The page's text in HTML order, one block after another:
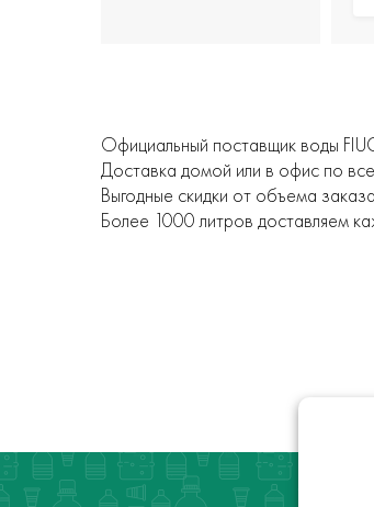
Официальный поставщик воды
Доставка домой или в офис по
Выгодные скидки от объема заказа
Более 1000 литров доставляем